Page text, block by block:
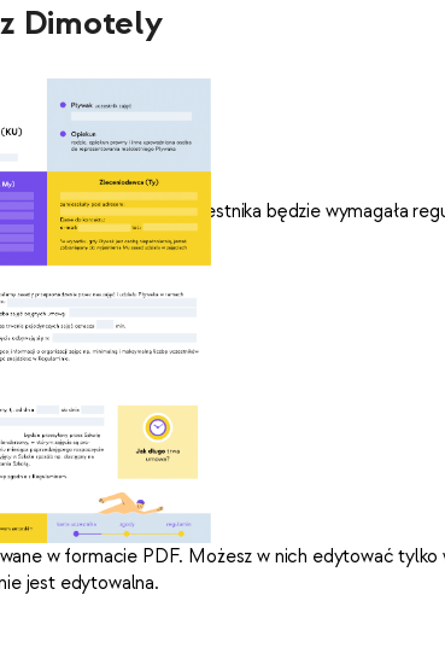
Dimotely
tylko karta uczestnika będzie wymagała
Word.
w formacie PDF. Możesz w nich edytować tylko
jest edytowalna.